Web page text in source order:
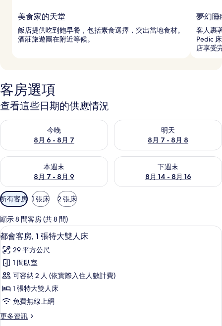
美食家的天堂
飯店提供吃到飽早餐，包括素食選擇，突出當地食材。
酒莊旅遊團在附近等候。
夢幻睡
客人裹
Pedic
店享受
客房選項
查看這些日期的供應情況
今晚
8月 6 - 8月 7
查看今晚 (8月 6 - 8月 7) 的供應情況
明天
8月 7 - 8月 8
查看明天 (8月 7 - 8月 8) 的供
本週末
8月 7 - 8月 9
查看本週末 (8月 7 - 8月 9) 的供應情況
下週末
8月 14 - 8月 16
查看下週末 (8月 14 - 8月 16)
可
用
的
客
房
篩
選
條
所有客房 1 張床 2 張床
顯示 8 間客房 (共 8 間)
顯
示
都
會
客
房,
張
高級寢具、Tempur-Pedic 床墊、迷你
6
都會客房, 1 張特大雙人床
29 平方公尺
1 間臥室
可容納 2 人 (依實際入住人數計費)
1 張特大雙人床
免費無線上網
更多資訊
更